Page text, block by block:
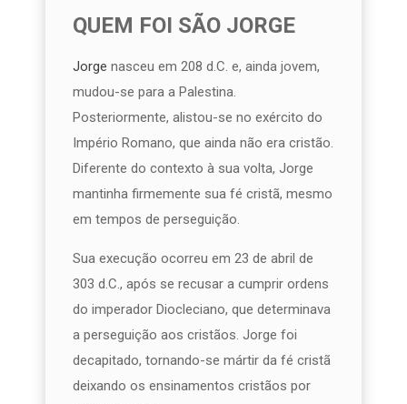
QUEM FOI SÃO JORGE
Jorge nasceu em 208 d.C. e, ainda jovem,
mudou-se para a Palestina.
Posteriormente, alistou-se no exército do
Império Romano, que ainda não era cristão.
Diferente do contexto à sua volta, Jorge
mantinha firmemente sua fé cristã, mesmo
em tempos de perseguição.
Sua execução ocorreu em 23 de abril de
303 d.C., após se recusar a cumprir ordens
do imperador Diocleciano, que determinava
a perseguição aos cristãos. Jorge foi
decapitado, tornando-se mártir da fé cristã
deixando os ensinamentos cristãos por